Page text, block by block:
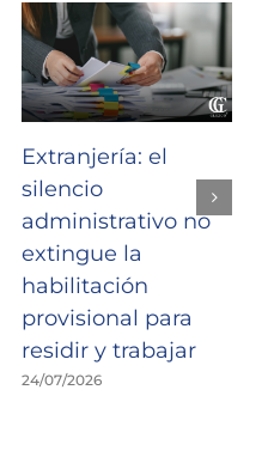
Extranjería: el
silencio
administrativo no
extingue la
habilitación
provisional para
residir y trabajar
24/07/2026